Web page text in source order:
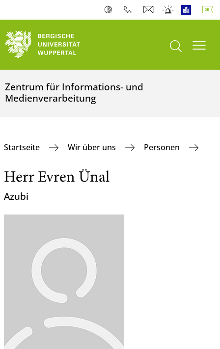
Suche öffnen
Zentrum für Informations- und
Medienverarbeitung
Startseite Wir über uns Personen
Herr Evren Ünal
Azubi